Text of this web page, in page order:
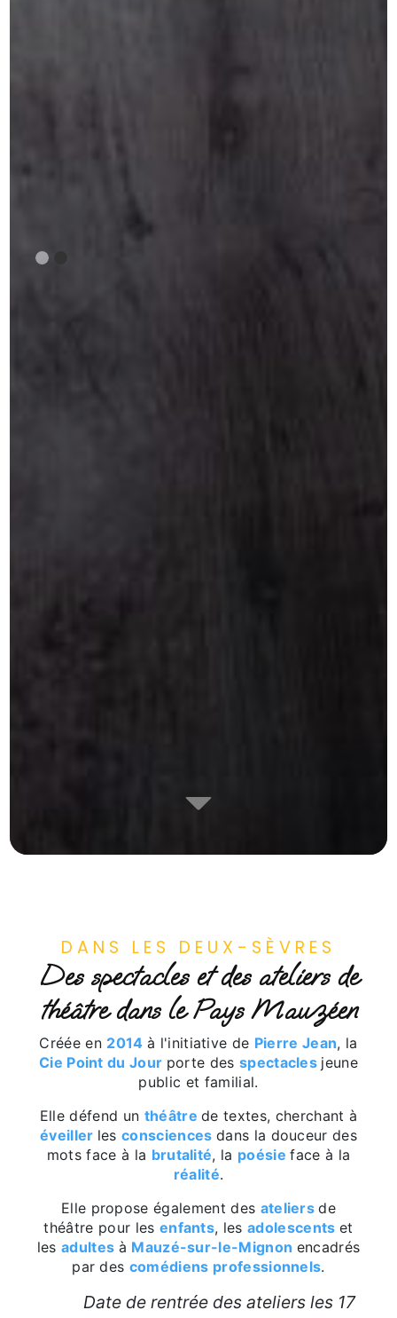
DANS LES DEUX-SÈVRES
Des spectacles et des ateliers de
théâtre dans le Pays Mauzéen
Créée en 2014 à l'initiative de Pierre Jean, la
Cie Point du Jour porte des spectacles jeune
public et familial.
Elle défend un théâtrede textes, cherchant à
éveiller lesconsciences dans la douceur des
mots face à la brutalité, la poésieface à la
réalité.
Elle propose également des ateliersde
théâtre pour les enfants, lesadolescents et
lesadultes à Mauzé-sur-le-Mignon encadrés
par des comédiens professionnels.
Date de rentrée des ateliers les 17